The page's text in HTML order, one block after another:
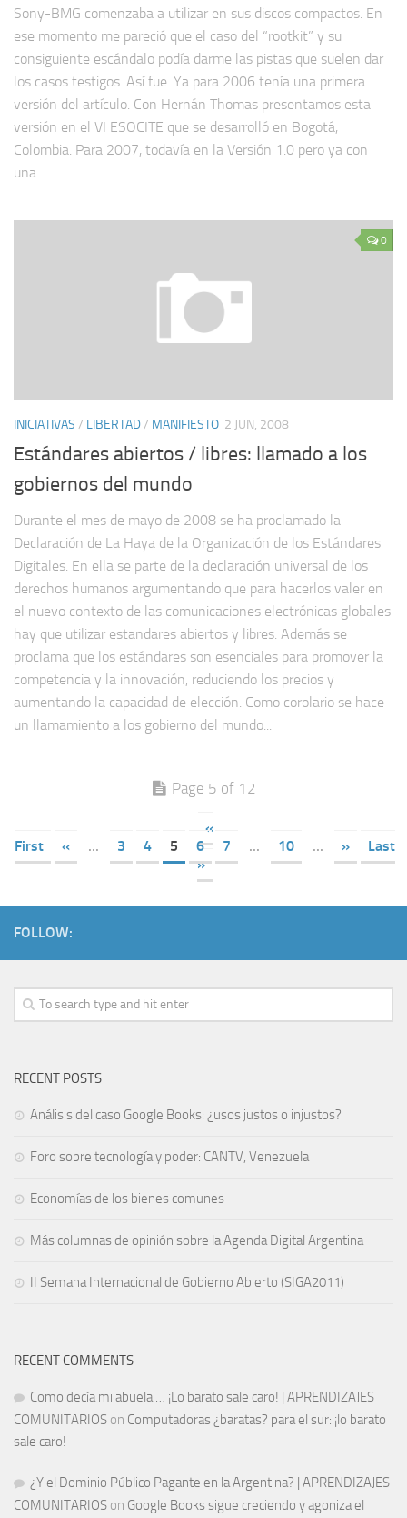
Sony-BMG comenzaba a utilizar en sus discos compactos. En
ese momento me pareció que el caso del “rootkit” y su
consiguiente escándalo podía darme las pistas que suelen dar
los casos testigos. Así fue. Ya para 2006 tenía una primera
versión del artículo. Con Hernán Thomas presentamos esta
versión en el VI ESOCITE que se desarrolló en Bogotá,
Colombia. Para 2007, todavía en la Versión 1.0 pero ya con
una...
0
INICIATIVAS / LIBERTAD/ MANIFIESTO 2 JUN, 2008
Estándares abiertos / libres: llamado a los
gobiernos del mundo
Durante el mes de mayo de 2008 se ha proclamado la
Declaración de La Haya de la Organización de los Estándares
Digitales. En ella se parte de la declaración universal de los
derechos humanos argumentando que para hacerlos valer en
el nuevo contexto de las comunicaciones electrónicas globales
hay que utilizar estandares abiertos y libres. Además se
proclama que los estándares son esenciales para promover la
competencia y la innovación, reduciendo los precios y
aumentando la capacidad de elección. Como corolario se hace
un llamamiento a los gobierno del mundo...
Page 5 of 12
«
First
« ... 3 4 5 6 7 ... 10 ... »
Last
»
FOLLOW:
RECENT POSTS
Análisis del caso Google Books: ¿usos justos o injustos?
Foro sobre tecnología y poder: CANTV, Venezuela
Economías de los bienes comunes
Más columnas de opinión sobre la Agenda Digital Argentina
II Semana Internacional de Gobierno Abierto (SIGA2011)
RECENT COMMENTS
Como decía mi abuela … ¡Lo barato sale caro! | APRENDIZAJES
COMUNITARIOS on Computadoras ¿baratas? para el sur: ¡lo barato
sale caro!
¿Y el Dominio Público Pagante en la Argentina? | APRENDIZAJES
COMUNITARIOS on Google Books sigue creciendo y agoniza el